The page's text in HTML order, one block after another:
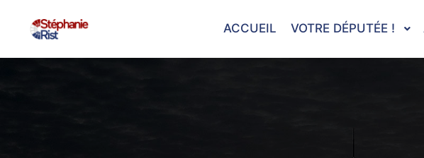
ACCUEIL VOTRE DÉPUTÉE !